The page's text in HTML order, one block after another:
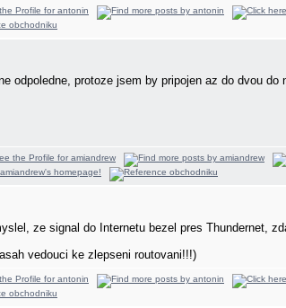
odpoledne, protoze jsem by pripojen az do dvou
ze signal do Internetu bezel pres Thundernet,
vedouci ke zlepseni routovani!!!)